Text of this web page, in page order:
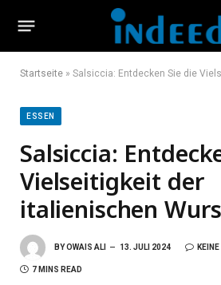
Startseite » Salsiccia: Entdecken Sie die
ESSEN
Salsiccia:
Vielseitigkeit der
italienischen
BYOWAIS ALI 13. JULI 2024
7 MINS READ